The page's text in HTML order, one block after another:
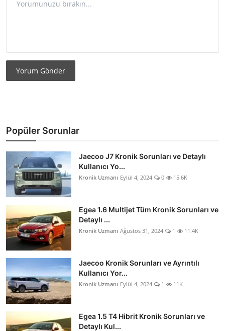
Yorum Gönder
Popüler Sorunlar
Jaecoo J7 Kronik Sorunları ve Detaylı
Kullanıcı Yo...
Kronik Uzmanı Eylül 4, 2024 0 15.6K
Egea 1.6 Multijet Tüm Kronik Sorunları ve
Detaylı ...
Kronik Uzmanı Ağustos 31, 2024 1 11.4K
Jaecoo Kronik Sorunları ve Ayrıntılı
Kullanıcı Yor...
Kronik Uzmanı Eylül 4, 2024 1 11K
Egea 1.5 T4 Hibrit Kronik Sorunları ve
Detaylı Kul...